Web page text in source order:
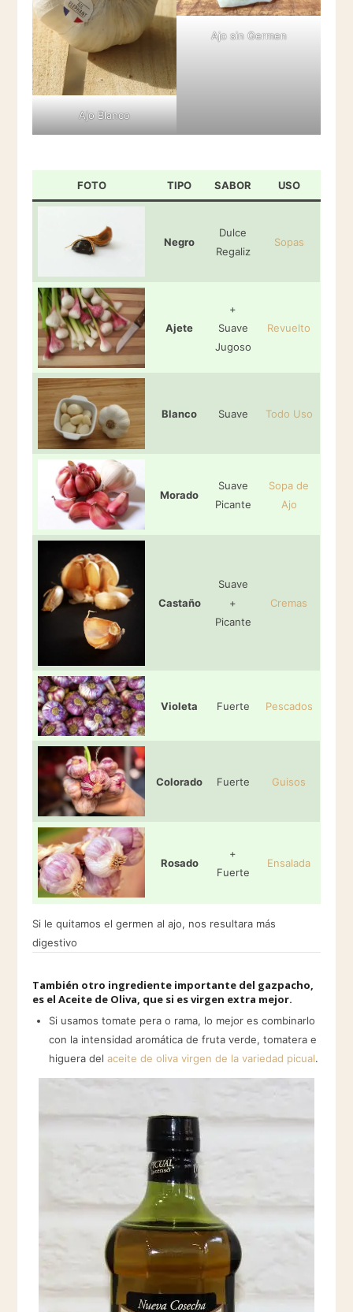
Ajo Blanco
Ajo sin Germen
FOTO TIPO SABOR USO
Negro
Dulce
Regaliz
Sopas
Ajete
+
Suave
Jugoso
Revuelto
Blanco Suave Todo Uso
Morado
Suave
Picante
Sopa de
Ajo
Castaño
Suave
+
Picante
Cremas
Violeta Fuerte Pescados
Colorado Fuerte Guisos
Rosado
+
Fuerte
Ensalada
Si le quitamos el germen al ajo, nos resultara más
digestivo
También otro ingrediente importante del gazpacho,
es el Aceite de Oliva, que si es virgen extra mejor.
Si usamos tomate pera o rama, lo mejor es combinarlo
con la intensidad aromática de fruta verde, tomatera e
higuera del aceite de oliva virgen de la variedad picual.